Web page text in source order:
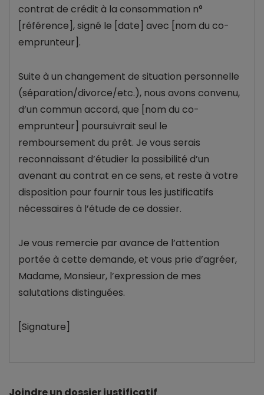
contrat de crédit à la consommation n°
[référence], signé le [date] avec [nom du co-
emprunteur].
Suite à un changement de situation personnelle
(séparation/divorce/etc.), nous avons convenu,
d’un commun accord, que [nom du co-
emprunteur] poursuivrait seul le
remboursement du prêt. Je vous serais
reconnaissant d’étudier la possibilité d’un
avenant au contrat en ce sens, et reste à votre
disposition pour fournir tous les justificatifs
nécessaires à l’étude de ce dossier.
Je vous remercie par avance de l’attention
portée à cette demande, et vous prie d’agréer,
Madame, Monsieur, l’expression de mes
salutations distinguées.
[Signature]
Joindre un dossier justificatif